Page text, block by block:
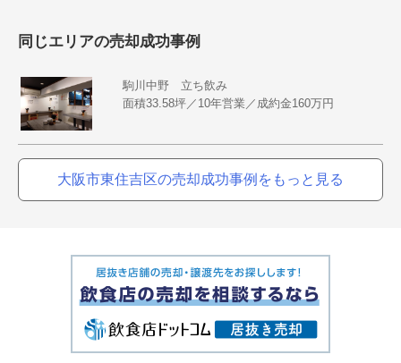
同じエリアの売却成功事例
駒川中野 立ち飲み
面積33.58坪／10年営業／成約金160万円
大阪市東住吉区の売却成功事例をもっと見る